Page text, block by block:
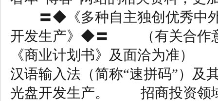
〓◆《多种自主独创优秀中外
开发生产》◆〓 （有关合作意
《商业计划书》及面洽为准
汉语输入法（简称“速拼码”）及
光盘开发生产。 招商投资领